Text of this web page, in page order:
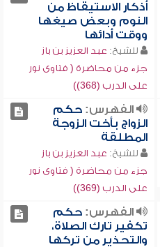
أذكار الاستيقاظ من
النوم وبعض صيغها
ووقت أدائها
للشيخ: عبد العزيز بن باز
جزء من محاضرة ( فتاوى نور
على الدرب (368))
الفهرس:حكم
الزواج بأخت الزوجة
المطلقة
للشيخ: عبد العزيز بن باز
جزء من محاضرة ( فتاوى نور
على الدرب (369))
الفهرس:حكم
تكفير تارك الصلاة،
والتحذير من تركها